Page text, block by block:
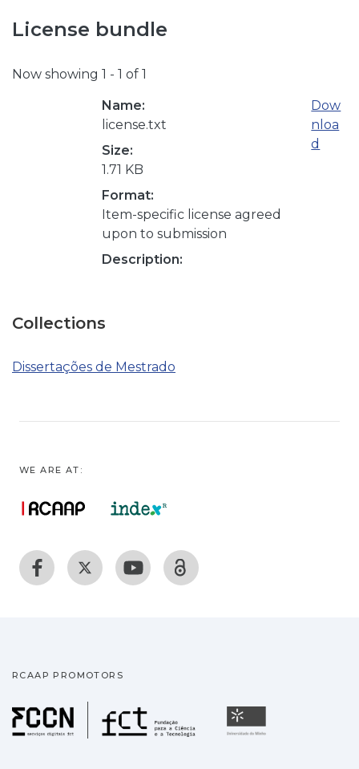
License bundle
Now showing 1 - 1 of 1
Name:
license.txt
Size:
1.71 KB
Format:
Item-specific license agreed
upon to submission
Description:
Dow
nloa
d
Collections
Dissertações de Mestrado
WE ARE AT:
RCAAP PROMOTORS
Fundação para a